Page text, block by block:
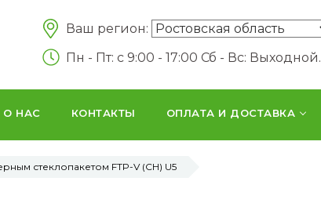
Ваш регион:
Пн - Пт: c 9:00 - 17:00 Сб - Вс: Выходной.
О НАС КОНТАКТЫ ОПЛАТА И ДОСТАВКА
стеклопакетом FTP-V (СH) U5